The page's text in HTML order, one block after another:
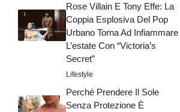
Rose Villain E Tony Effe: La
Coppia Esplosiva Del Pop
Urbano Torna Ad Infiammare
L’estate Con “Victoria’s
Secret”
Lifestyle
Perché Prendere Il Sole
Senza Protezione È